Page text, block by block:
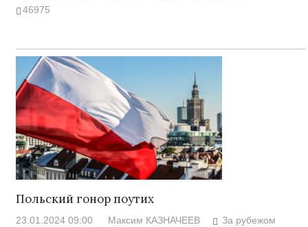
46975
Польский гонор поутих
23.01.2024 09:00 Максим КАЗНАЧЕЕВ
За рубежом